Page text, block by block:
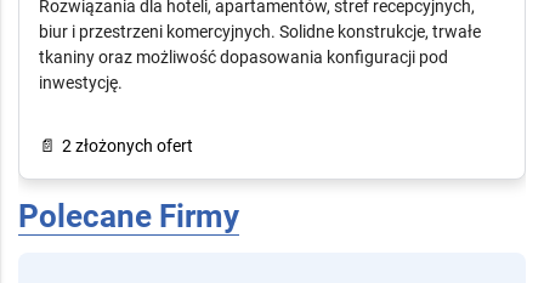
Meble tapicerowane i wypoczynkowe – sofy, narożniki, fotele i
pufy
Produkcja mebli tapicerowanych przeznaczonych do
biur i przestrzeni komercyjnych. Solidne konstrukcje, trwałe
tkaniny oraz możliwość dopasowania konfiguracji pod
inwestycję.